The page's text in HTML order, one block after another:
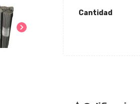
chevron_right
Cantidad